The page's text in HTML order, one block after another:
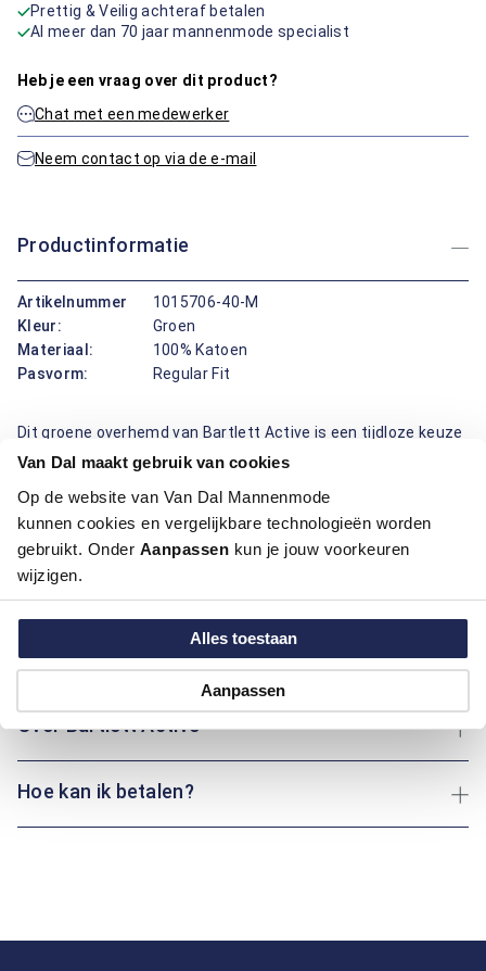
Van Dal maakt gebruik van cookies
Op de website van Van Dal Mannenmode
kunnen cookies en vergelijkbare technologieën worden
gebruikt. Onder Aanpassen kun je jouw voorkeuren
wijzigen.
Alles toestaan
Aanpassen
Prettig & Veilig achteraf betalen
Al meer dan 70 jaar mannenmode specialist
Heb je een vraag over dit product?
Chat met een medewerker
Neem contact op via de e-mail
Productinformatie
Artikelnummer
1015706-40-M
Kleur:
Groen
Materiaal:
100% Katoen
Pasvorm:
Regular Fit
Dit groene overhemd van Bartlett Active is een tijdloze keuze
met een moderne twist. De regular fit pasvorm biedt
structuur en een eigentijdse uitstraling. Afgewerkt met een
klassieke boord en een praktisch borstzakje, is dit overhemd
perfect voor zowel casual als nette gelegenheden. Gemaakt
van 100% katoen, wat zorgt voor ademend draagcomfort de
hele dag door.
Maatinformatie
Over Bartlett Active
Hoe kan ik betalen?